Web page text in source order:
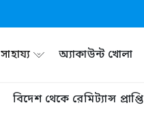
সাহায্য অ্যাকাউন্ট খোলা
বিদেশ থেকে রেমিট্যান্স প্রাপ্তি